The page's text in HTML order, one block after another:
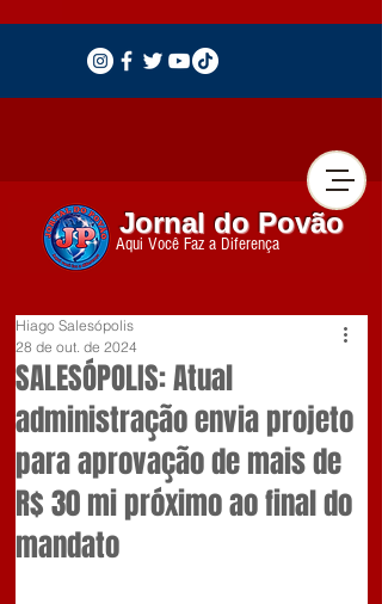
Jornal do Povão
Aqui Você Faz a Diferença
SALESÓPOLIS: Atual
administração envia projeto
para aprovação de mais de
R$ 30 mi próximo ao final do
mandato
Hiago Salesópolis
28 de out. de 2024